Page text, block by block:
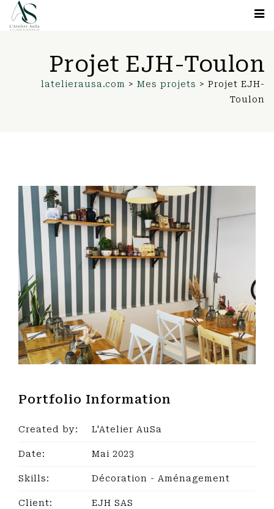
Projet EJH-Toulon
latelierausa.com > Mes projets > Projet EJH-
Toulon
Portfolio Information
Created by: L'Atelier AuSa
Date: Mai 2023
Skills: Décoration - Aménagement
Client: EJH SAS